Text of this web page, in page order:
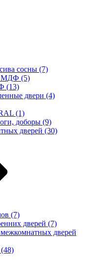
сосны (7)
МДФ (5)
(13)
двери (4)
(1)
доборы (9)
дверей (30)
(7)
дверей (7)
дверей
(48)